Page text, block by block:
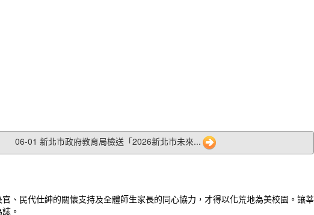
06-01 新北市政府教育局檢送「2026新北市未來...
、民代仕紳的關懷支持及全體師生家長的同心協力，才得以化荒地為美校園。讓莘
。